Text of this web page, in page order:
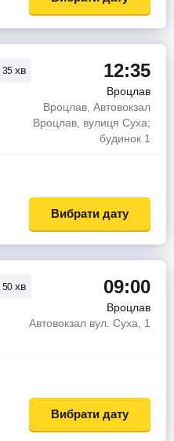
35 хв 12:35
Вроцлав
Вроцлав, Автовокзал
Вроцлав, вулиця Суха;
будинок 1
Вибрати дату
50 хв 09:00
Вроцлав
Автовокзал вул. Суха, 1
Вибрати дату